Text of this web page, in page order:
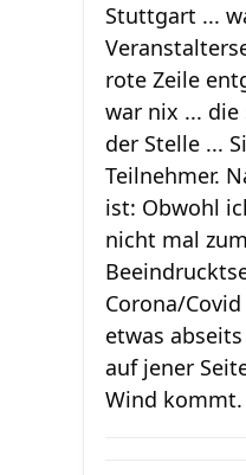
Stuttgart ...
rote Zeile
war nix ...
der Stelle ...
Teilnehmer.
ist: Obwohl
nicht mal
Corona/
etwas
auf jener
Wind kommt.